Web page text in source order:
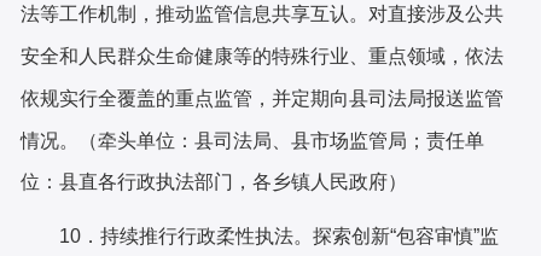
法等工作机制，推动监管信息共享互认。对直接涉及公共
安全和人民群众生命健康等的特殊行业、重点领域，依法
依规实行全覆盖的重点监管，并定期向县司法局报送监管
情况。（牵头单位：县司法局、县市场监管局；责任单
位：县直各行政执法部门，各乡镇人民政府）
10．持续推行行政柔性执法。探索创新“包容审慎”监